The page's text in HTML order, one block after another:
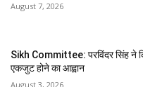
August 7, 2026
Sikh Committee: परविंदर सिंह ने
एकजुट होने का आह्वान
August 3, 2026